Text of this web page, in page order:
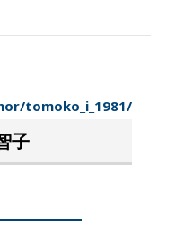
tomoko_i_1981/
子